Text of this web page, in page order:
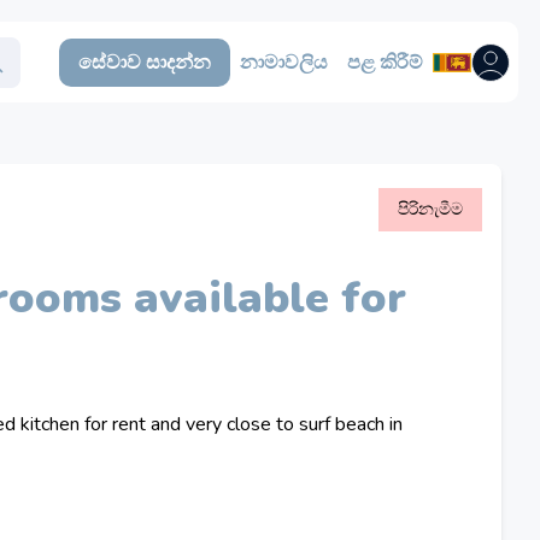
සේවාව සාදන්න නාමාවලිය පළ කිරීම් පරිශීලක
පිරිනැමීම
available for
kitchen for rent and very close to surf beach in